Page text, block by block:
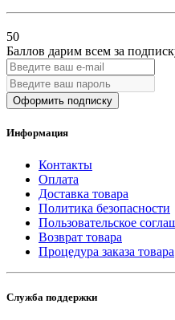
50
Баллов дарим всем за
Оформить подписку
Информация
Контакты
Оплата
Доставка товара
Политика безопасности
Пользовательское
Возврат товара
Процедура заказа товара
Служба поддержки